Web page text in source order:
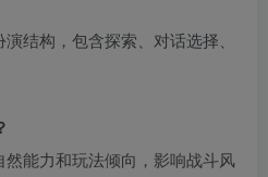
结构，包含探索、对话选择、
能力和玩法倾向，影响战斗风